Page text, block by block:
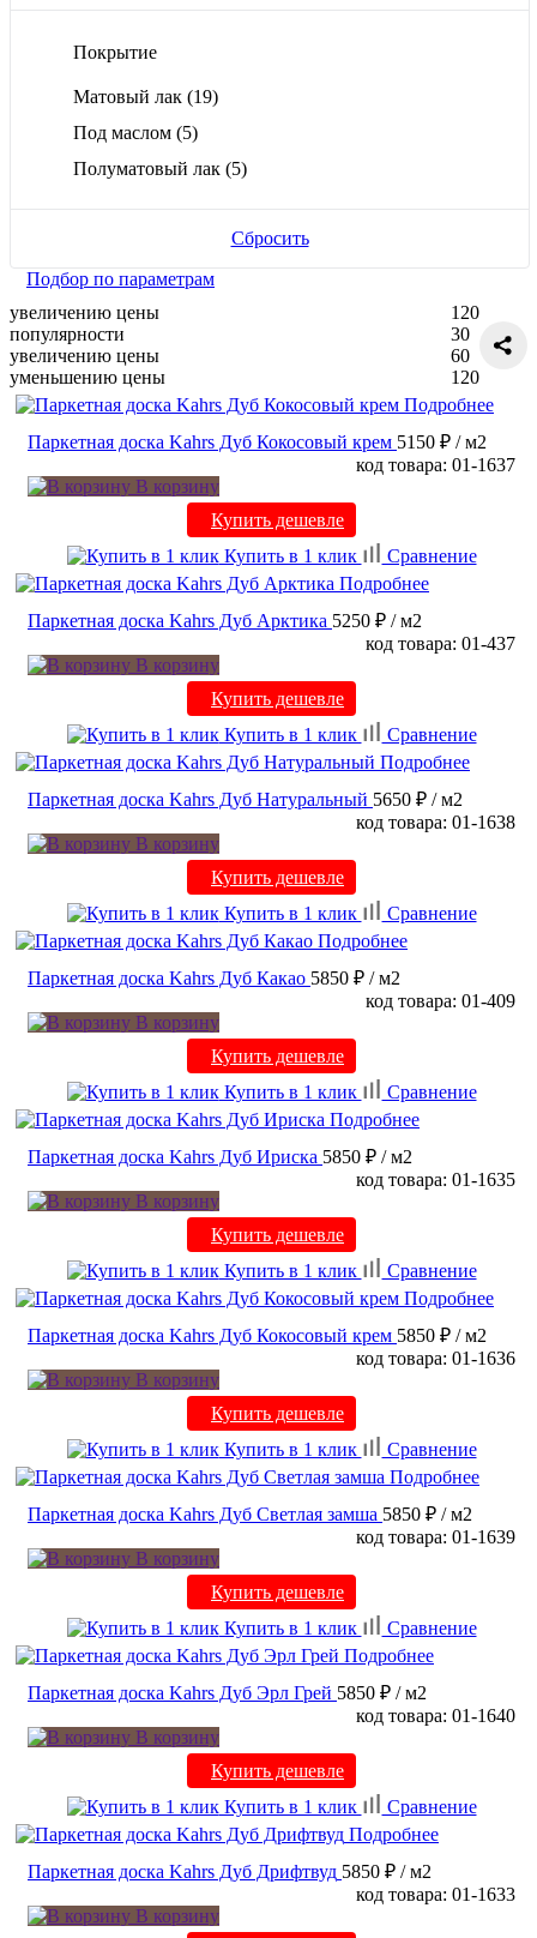
Покрытие
Матовый лак (19)
Под маслом (5)
Полуматовый лак (5)
Сбросить
Подбор по параметрам
увеличению цены
популярности
увеличению цены
уменьшению цены
120
30
60
120
Подробнее
Паркетная доска Kahrs Дуб Кокосовый крем 5150 ₽ / м2
код товара: 01-1637
В корзину
Купить дешевле
Купить в 1 клик
Сравнение
Подробнее
Паркетная доска Kahrs Дуб Арктика 5250 ₽ / м2
код товара: 01-437
В корзину
Купить дешевле
Купить в 1 клик
Сравнение
Подробнее
Паркетная доска Kahrs Дуб Натуральный 5650 ₽ / м2
код товара: 01-1638
В корзину
Купить дешевле
Купить в 1 клик
Сравнение
Подробнее
Паркетная доска Kahrs Дуб Какао 5850 ₽ / м2
код товара: 01-409
В корзину
Купить дешевле
Купить в 1 клик
Сравнение
Подробнее
Паркетная доска Kahrs Дуб Ириска 5850 ₽ / м2
код товара: 01-1635
В корзину
Купить дешевле
Купить в 1 клик
Сравнение
Подробнее
Паркетная доска Kahrs Дуб Кокосовый крем 5850 ₽ / м2
код товара: 01-1636
В корзину
Купить дешевле
Купить в 1 клик
Сравнение
Подробнее
Паркетная доска Kahrs Дуб Светлая замша 5850 ₽ / м2
код товара: 01-1639
В корзину
Купить дешевле
Купить в 1 клик
Сравнение
Подробнее
Паркетная доска Kahrs Дуб Эрл Грей 5850 ₽ / м2
код товара: 01-1640
В корзину
Купить дешевле
Купить в 1 клик
Сравнение
Подробнее
Паркетная доска Kahrs Дуб Дрифтвуд 5850 ₽ / м2
код товара: 01-1633
В корзину